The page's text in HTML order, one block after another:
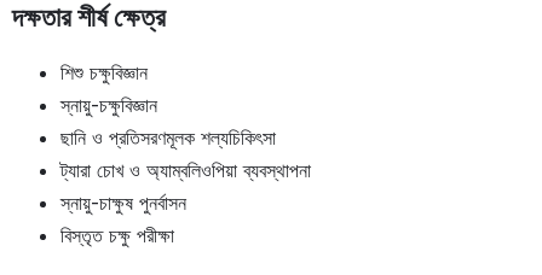
দক্ষতার শীর্ষ ক্ষেত্র
শিশু চক্ষুবিজ্ঞান
স্নায়ু-চক্ষুবিজ্ঞান
ছানি ও প্রতিসরণমূলক শল্যচিকিৎসা
ট্যারা চোখ ও অ্যাম্বলিওপিয়া ব্যবস্থাপনা
স্নায়ু-চাক্ষুষ পুনর্বাসন
বিস্তৃত চক্ষু পরীক্ষা